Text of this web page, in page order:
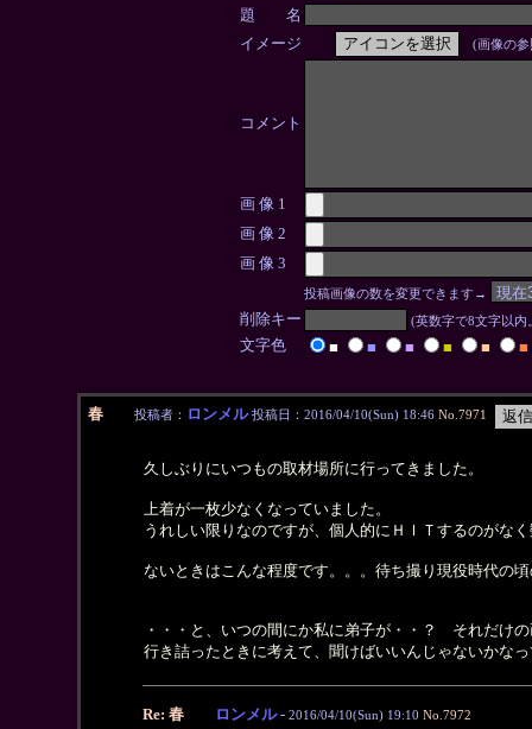
題 名
イメージ
(画像の参
コメント
画 像 1
画 像 2
画 像 3
投稿画像の数を変更できます→
削除キー (英数字で8文字以内
文字色 ■ ■ ■ ■ ■ ■
春 投稿者： ロンメル 投稿日：2016/04/10(Sun) 18:46 No.7971
久しぶりにいつもの取材場所に行ってきました。
上着が一枚少なくなっていました。
うれしい限りなのですが、個人的にＨＩＴするのがな
ないときはこんな程度です。。。待ち撮り現役時代の
・・・と、いつの間にか私に弟子が・・？ それだけ
行き詰ったときに考えて、聞けばいいんじゃないかな
Re: 春 ロンメル- 2016/04/10(Sun) 19:10 No.7972